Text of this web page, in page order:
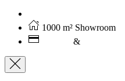
1000 m² Showroom
&